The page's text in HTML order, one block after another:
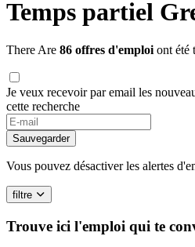
Temps partiel
There Are 86 offres d'emploi ont été
Je veux recevoir par email les
cette recherche
Sauvegarder
Vous pouvez désactiver les alertes
filtre
Trouve ici l'emploi qui te